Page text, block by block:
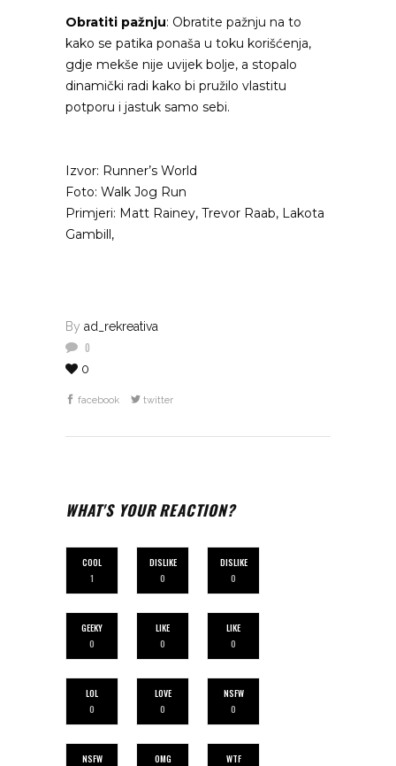
Obratiti pažnju: Obratite pažnju na to
kako se patika ponaša u toku korišćenja,
gdje mekše nije uvijek bolje, a stopalo
dinamički radi kako bi pružilo vlastitu
potporu i jastuk samo sebi.
Izvor: Runner’s World
Foto: Walk Jog Run
Primjeri: Matt Rainey, Trevor Raab, Lakota
Gambill,
By ad_rekreativa
0
0
facebook twitter
WHAT'S YOUR REACTION?
COOL
1
DISLIKE
0
DISLIKE
0
GEEKY
0
LIKE
0
LIKE
0
LOL
0
LOVE
0
NSFW
0
NSFW
OMG
WTF